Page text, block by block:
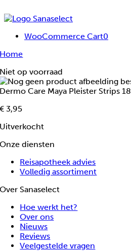
naar
WooCommerce Cart0
Home
Niet op voorraad
Dermo Care Maya Pleister Strips 18
€ 3,95
Uitverkocht
Onze diensten
Reisapotheek advies
Volledig assortiment
Over Sanaselect
Hoe werkt het?
Over ons
Nieuws
Reviews
Veelgestelde vragen